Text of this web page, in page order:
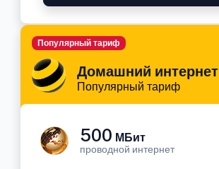
Домашний интернет
Популярный тариф
Популярный тариф
500 МБит
проводной интернет